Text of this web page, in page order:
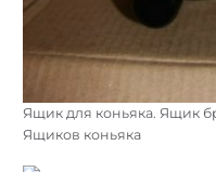
Ящик для коньяка. Ящик
Ящиков коньяка